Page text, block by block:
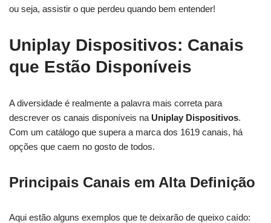
ou seja, assistir o que perdeu quando bem entender!
Uniplay Dispositivos: Canais
que Estão Disponíveis
A diversidade é realmente a palavra mais correta para
descrever os canais disponíveis na Uniplay Dispositivos.
Com um catálogo que supera a marca dos 1619 canais, há
opções que caem no gosto de todos.
Principais Canais em Alta Definição
Aqui estão alguns exemplos que te deixarão de queixo caído: